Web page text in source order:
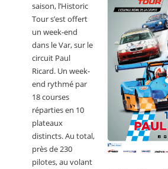
saison, l’Historic
Tour s’est offert
un week-end
dans le Var, sur le
circuit Paul
Ricard. Un week-
end rythmé par
18 courses
réparties en 10
plateaux
distincts. Au total,
près de 230
pilotes, au volant